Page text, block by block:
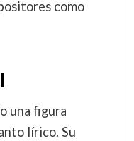
como
una figura
lírico. Su